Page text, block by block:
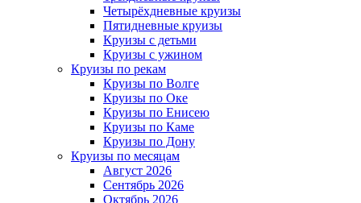
Четырёхдневные круизы
Пятидневные круизы
Круизы с детьми
Круизы с ужином
Круизы по рекам
Круизы по Волге
Круизы по Оке
Круизы по Енисею
Круизы по Каме
Круизы по Дону
Круизы по месяцам
Август 2026
Сентябрь 2026
Октябрь 2026